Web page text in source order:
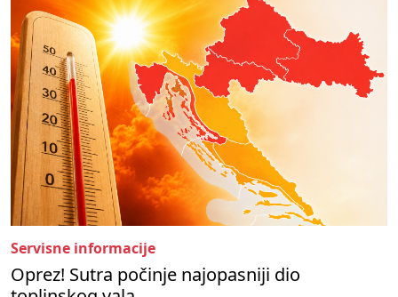
Servisne informacije
Oprez! Sutra počinje najopasniji dio